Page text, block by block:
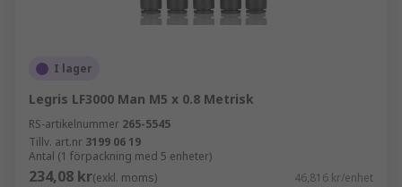
I lager
Legris LF3000 Man M5 x 0.8 Metrisk
RS-artikelnummer 265-5545
Tillv. art.nr 3199 06 19
Antal (1 förpackning med 5 enheter)
234,08 kr(exkl. moms) 46,816 kr/enhet